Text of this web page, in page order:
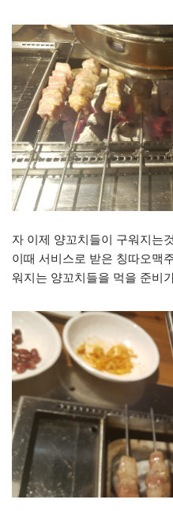
자 이제 양꼬치들이 구워지는
이때 서비스로 받은 칭따오맥
워지는 양꼬치들을 먹을 준비